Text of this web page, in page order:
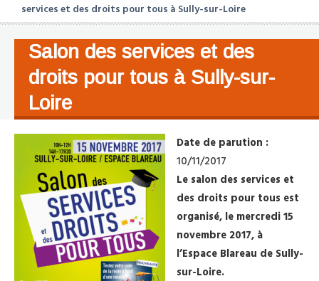
services et des droits pour tous à Sully-sur-Loire
Salon des services et des
droits pour tous à Sully-sur-
Loire
Date de parution :
10/11/2017
Le salon des services et
des droits pour tous est
organisé, le mercredi 15
novembre 2017, à
l’Espace Blareau de Sully-
sur-Loire.